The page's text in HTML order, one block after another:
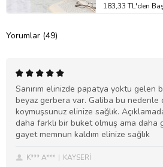
183,33 TL'den
Yorumlar (49)
Sanırım elinizde papatya yoktu gelen
beyaz gerbera var. Galiba bu
koymuşsunuz elinize sağlık.
daha farklı bir buket olmuş ama daha
gayet memnun kaldım elinize sağlık
K*** A*** KAYSERİ